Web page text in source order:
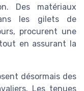
Des matériaux
les gilets de
procurent une
en assurant la
désormais des
Les tenues